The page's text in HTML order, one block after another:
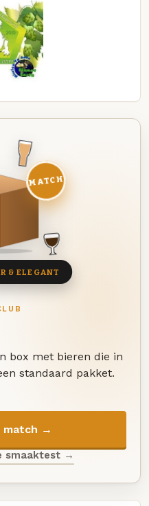
box met bieren die in
standaard pakket.
match →
smaaktest →
MATCH
& ELEGANT